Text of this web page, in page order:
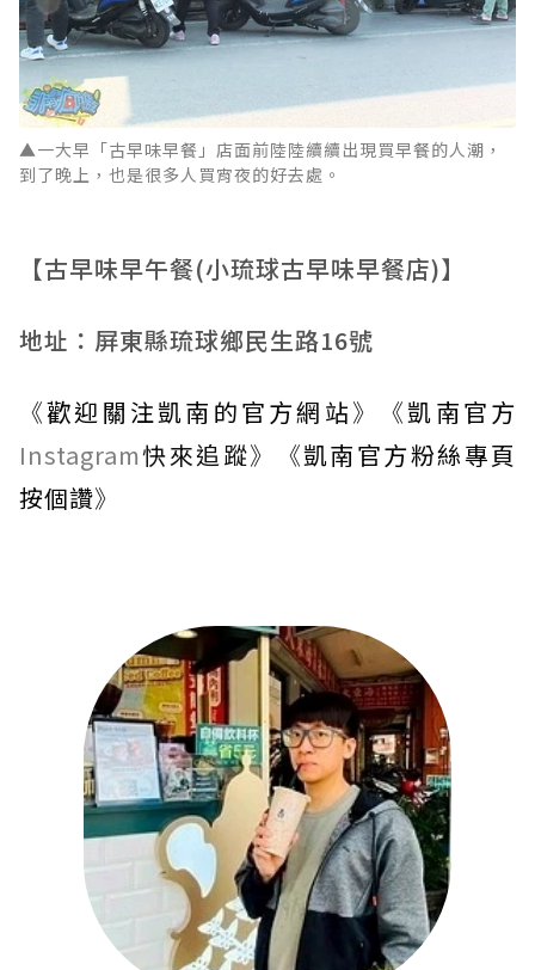
▲一大早「古早味早餐」店面前陸陸續續出現買早餐的人潮，
到了晚上，也是很多人買宵夜的好去處。
【古早味早午餐(小琉球古早味早餐店)】
地址：屏東縣琉球鄉民生路16號
《歡迎關注凱南的官方網站》《凱南官方
Instagram快來追蹤》《凱南官方粉絲專頁
按個讚》